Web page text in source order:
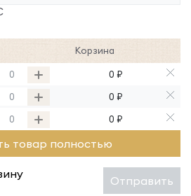
Корзина
0 ₽
0 ₽
0 ₽
товар полностью
Отправить